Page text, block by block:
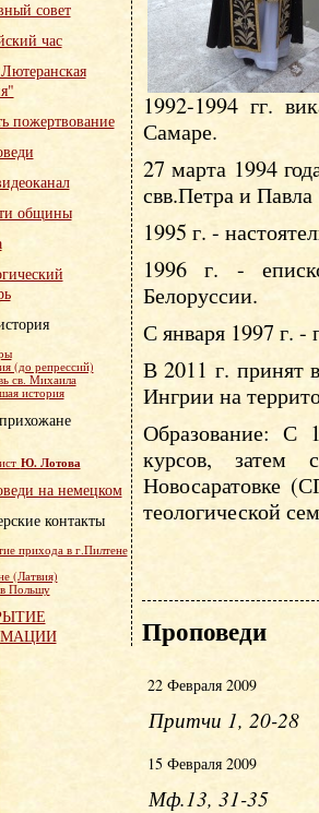
1992-1994 гг.
Самаре.
27 марта 1994
свв.Петра и
1995 г. -
1996 г. -
Белоруссии.
С января 1997 г.
В 2011 г. принят
Ингрии на
Образование: С
курсов, затем
Новосаратовке
теологической
Проповеди
22 Февраля 2009
Притчи 1, 20-28
15 Февраля 2009
Мф.13, 31-35
совет
час
пожертвование
общины
(до репрессий)
св. Михаила
история
Ю. Лотова
на немецком
контакты
прихода в г.Пилтене
(Латвия)
Польшу